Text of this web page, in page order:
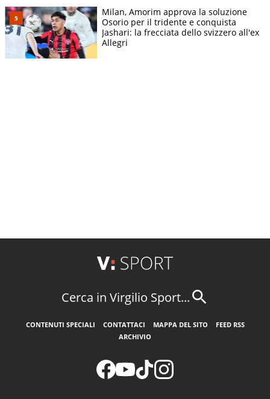
Milan, Amorim approva la soluzione
Osorio per il tridente e conquista
Jashari: la frecciata dello svizzero all'ex
Allegri
Cerca in Virgilio Sport...
CONTENUTI SPECIALI CONTATTACI MAPPA DEL SITO
FEED RSS
ARCHIVIO